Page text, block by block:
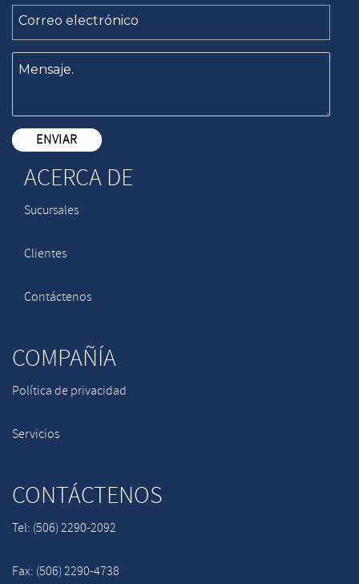
ACERCA DE
Sucursales
Clientes
Contáctenos
COMPAÑÍA
Política de privacidad
Servicios
CONTÁCTENOS
Tel: (506) 2290-2092
Fax: (506) 2290-4738